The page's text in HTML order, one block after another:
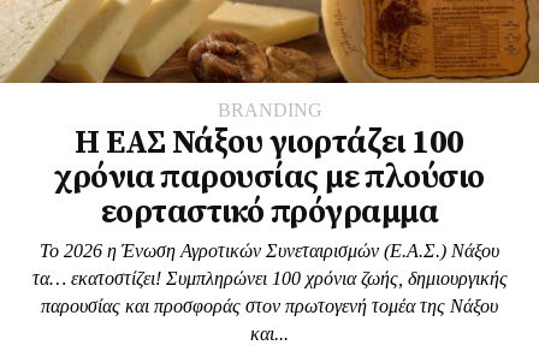
BRANDING
Η ΕΑΣ Νάξου γιορτάζει 100
χρόνια παρουσίας με πλούσιο
εορταστικό πρόγραμμα
Το 2026 η Ένωση Αγροτικών Συνεταιρισμών (Ε.Α.Σ.) Νάξου
τα… εκατοστίζει! Συμπληρώνει 100 χρόνια ζωής, δημιουργικής
παρουσίας και προσφοράς στον πρωτογενή τομέα της Νάξου
και...